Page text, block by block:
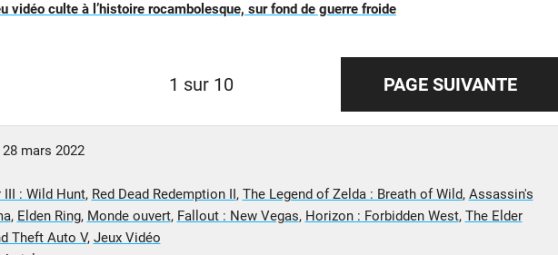
vidéo culte à l’histoire rocambolesque, sur fond de guerre froide
1 sur 10 PAGE SUIVANTE
28 mars 2022
III : Wild Hunt, Red Dead Redemption II, The Legend of Zelda : Breath of Wild, Assassin's
, Elden Ring, Monde ouvert, Fallout : New Vegas, Horizon : Forbidden West, The Elder
Theft Auto V, Jeux Vidéo